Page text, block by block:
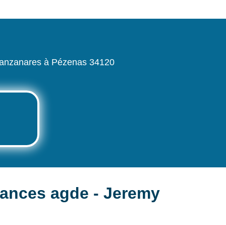
à Pézenas 34120
agde - Jeremy